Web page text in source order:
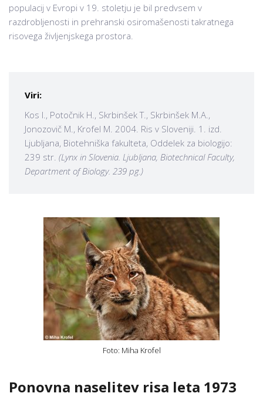
populacij v Evropi v 19. stoletju je bil predvsem v
razdrobljenosti in prehranski osiromašenosti takratnega
risovega življenjskega prostora.
Viri:
Kos I., Potočnik H., Skrbinšek T., Skrbinšek M.A.,
Jonozovič M., Krofel M. 2004. Ris v Sloveniji. 1. izd.
Ljubljana, Biotehniška fakulteta, Oddelek za biologijo:
239 str. (Lynx in Slovenia. Ljubljana, Biotechnical Faculty,
Department of Biology. 239 pg.)
Foto: Miha Krofel
Ponovna naselitev risa leta 1973